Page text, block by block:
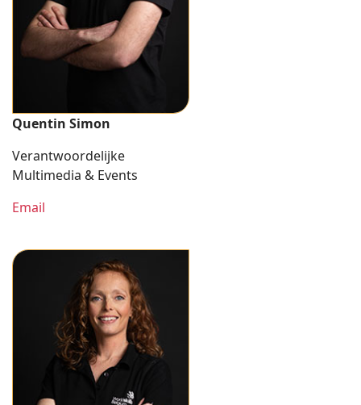
Quentin Simon
Verantwoordelijke
Multimedia & Events
Email